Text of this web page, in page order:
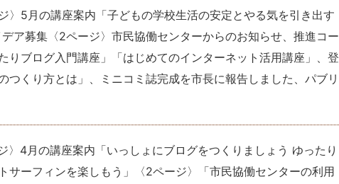
ジ〉5月の講座案内「子どもの学校生活の安定とやる気を引き出す
ア募集〈2ページ〉市民協働センターからのお知らせ、推進コー
ブログ入門講座」「はじめてのインターネット活用講座」、登
くり方とは」、ミニコミ誌完成を市長に報告しました、パブリ
ジ〉4月の講座案内「いっしょにブログをつくりましょう ゆったり
サーフィンを楽しもう」〈2ページ〉「市民協働センターの利用